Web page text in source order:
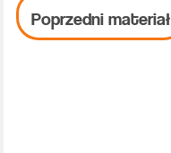
Poprzedni materiał